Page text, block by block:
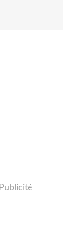
Publicité